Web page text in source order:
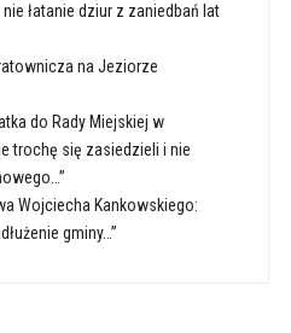
łatanie dziur z zaniedbań lat
na Jeziorze
do Rady Miejskiej w
trochę się zasiedzieli i nie
Wojciecha Kankowskiego:
gminy…”